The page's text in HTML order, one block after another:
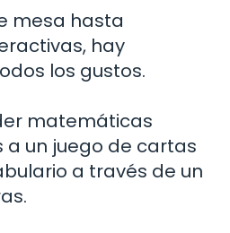
mesa hasta
hay
los gustos.
matemáticas
a un juego de cartas
a través de un